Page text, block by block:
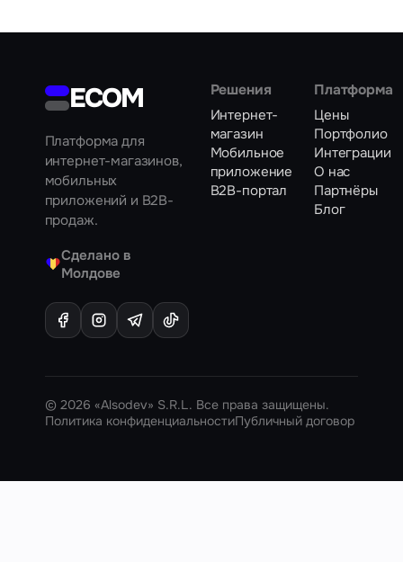
ECOM
Платформа для
интернет-магазинов,
мобильных
приложений и B2B-
продаж.
♥Сделано в
Молдове
Решения
Интернет-
магазин
Мобильное
приложение
B2B-портал
Платформа
Цены
Портфолио
Интеграции
О нас
Партнёры
Блог
© 2026 «Alsodev» S.R.L. Все права защищены.
Политика конфиденциальностиПубличный договор